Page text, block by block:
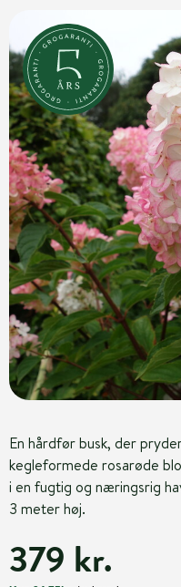
En hårdfør busk, der
kegleformede rosarøde
i en fugtig og næringsrig
3 meter høj.
379 kr.